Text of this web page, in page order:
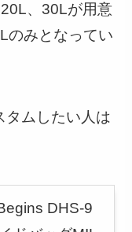
、30Lが用意
のみとなってい
タムしたい人は
DHS-9